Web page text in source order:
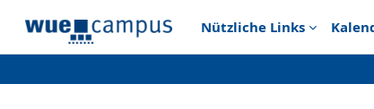
Nützliche Links